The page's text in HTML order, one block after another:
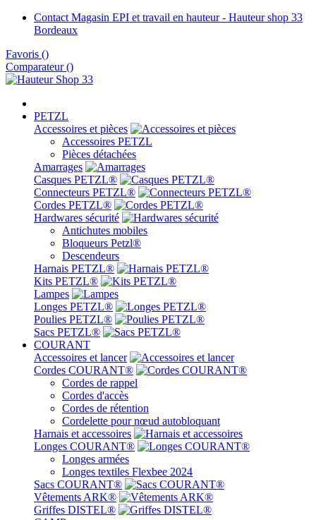
Contact Magasin EPI et travail en hauteur - Hauteur shop 33
Bordeaux
Favoris ()
Comparateur ()
PETZL
Accessoires et pièces
Accessoires PETZL
Pièces détachées
Amarrages
Casques PETZL®
Connecteurs PETZL®
Cordes PETZL®
Hardwares sécurité
Antichutes mobiles
Bloqueurs Petzl®
Descendeurs
Harnais PETZL®
Kits PETZL®
Lampes
Longes PETZL®
Poulies PETZL®
Sacs PETZL®
COURANT
Accessoires et lancer
Cordes COURANT®
Cordes de rappel
Cordes d'accès
Cordes de rétention
Cordelette pour nœud autobloquant
Harnais et accessoires
Longes COURANT®
Longes armées
Longes textiles Flexbee 2024
Sacs COURANT®
Vêtements ARK®
Griffes DISTEL®